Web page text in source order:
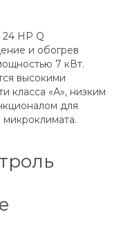
24 HP Q
и обогрев
7 кВт.
высокими
класса «А», низким
для